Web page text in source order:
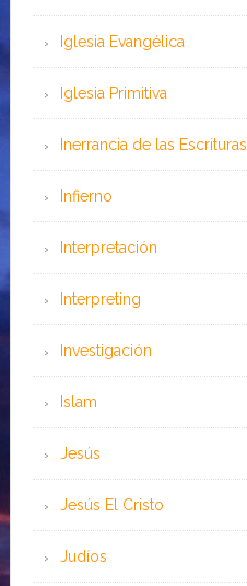
Iglesia Evangélica
Iglesia Primitiva
Inerrancia de las Escrituras
Infierno
Interpretación
Interpreting
Investigación
Islam
Jesús
Jesús El Cristo
Judíos